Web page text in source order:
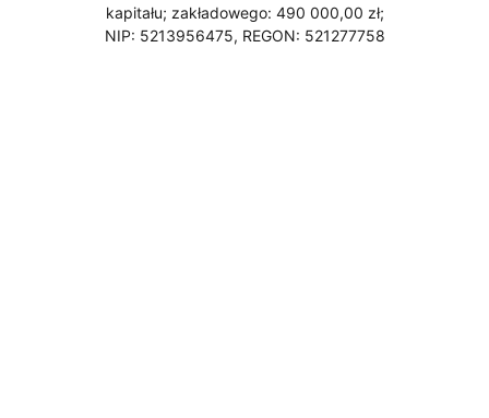
kapitału; zakładowego: 490 000,00 zł;
NIP: 5213956475, REGON: 521277758